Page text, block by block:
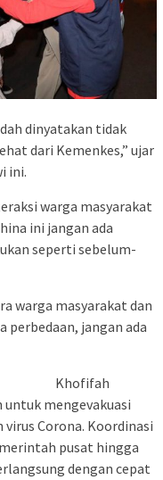
dinyatakan tidak
dari Kemenkes,” ujar
ini.
warga masyarakat
ini jangan ada
seperti sebelum-
warga masyarakat dan
perbedaan, jangan ada
Khofifah
mengevakuasi
Corona. Koordinasi
pusat hingga
dengan cepat